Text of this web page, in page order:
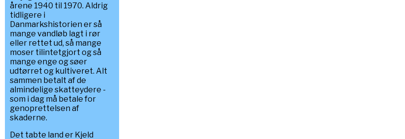
årene 1940 til 1970. Aldrig
tidligere i
Danmarkshistorien er så
mange vandløb lagt i rør
eller rettet ud, så mange
moser tilintetgjort og så
mange enge og søer
udtørret og kultiveret. Alt
sammen betalt af de
almindelige skatteydere -
som i dag må betale for
genoprettelsen af
skaderne.
Det tabte land er Kjeld